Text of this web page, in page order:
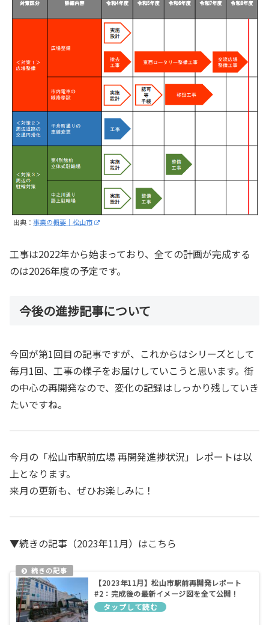
出典： 事業の概要｜松山市
工事は2022年から始まっており、全ての計画が完成する
のは2026年度の予定です。
今後の進捗記事について
今回が第1回目の記事ですが、これからはシリーズとして
毎月1回、工事の様子をお届けしていこうと思います。街
の中心の再開発なので、変化の記録はしっかり残していき
たいですね。
今月の「松山市駅前広場 再開発進捗状況」レポートは以
上となります。
来月の更新も、ぜひお楽しみに！
▼続きの記事（2023年11月）はこちら
【2023年11月】松山市駅前再開発レポート
#2：完成後の最新イメージ図を全て公開！